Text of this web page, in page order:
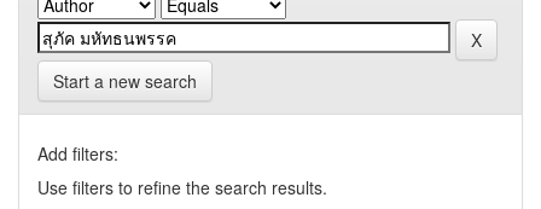
Start a new search
Add filters:
Use filters to refine the search results.